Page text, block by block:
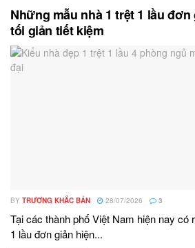
Những mẫu nhà 1 trệt 1 lầu
tối giản tiết kiệm
BY TRƯƠNG KHẮC BẢN 28/07/2026 3
Tại các thành phố Việt Nam hiện nay có
1 lầu đơn giản hiện...